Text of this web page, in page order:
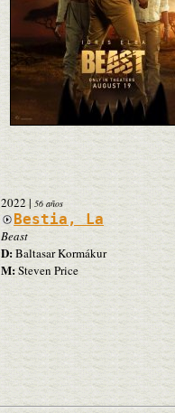
2022| 56 años
Bestia, La
Beast
D:Baltasar Kormákur
M:Steven Price